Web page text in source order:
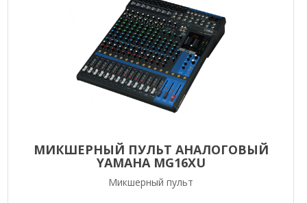
МИКШЕРНЫЙ ПУЛЬТ АНАЛОГОВЫЙ
YAMAHA MG16XU
Микшерный пульт